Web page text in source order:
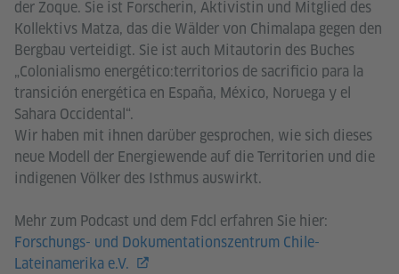
der Zoque. Sie ist Forscherin, Aktivistin und Mitglied des
Kollektivs Matza, das die Wälder von Chimalapa gegen den
Bergbau verteidigt. Sie ist auch Mitautorin des Buches
„Colonialismo energético:territorios de sacrificio para la
transición energética en España, México, Noruega y el
Sahara Occidental“.
Wir haben mit ihnen darüber gesprochen, wie sich dieses
neue Modell der Energiewende auf die Territorien und die
indigenen Völker des Isthmus auswirkt.
Mehr zum Podcast und dem Fdcl erfahren Sie hier:
Forschungs- und Dokumentationszentrum Chile-
Lateinamerika e.V.